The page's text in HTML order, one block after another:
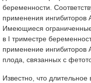
беременности.
применения
Имеющиеся
в I триместре
применение ингибиторов
плода, связанных с
Известно, что